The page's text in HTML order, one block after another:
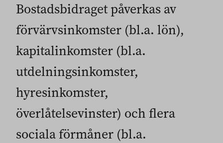
Bostadsbidraget påverkas av
förvärvsinkomster (bl.a. lön),
kapitalinkomster (bl.a.
utdelningsinkomster,
hyresinkomster,
överlåtelsevinster) och flera
sociala förmåner (bl.a.